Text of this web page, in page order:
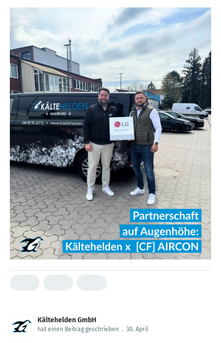
Kältehelden GmbH
hat einen Beitrag geschrieben . 30. April